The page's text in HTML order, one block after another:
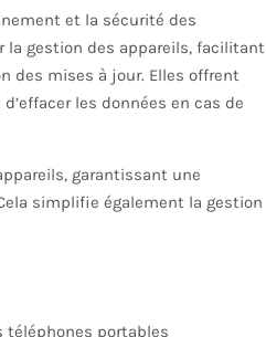
et la sécurité des
la gestion des appareils, facilitant
des mises à jour. Elles offrent
les données en cas de
garantissant une
simplifie également la gestion
téléphones portables